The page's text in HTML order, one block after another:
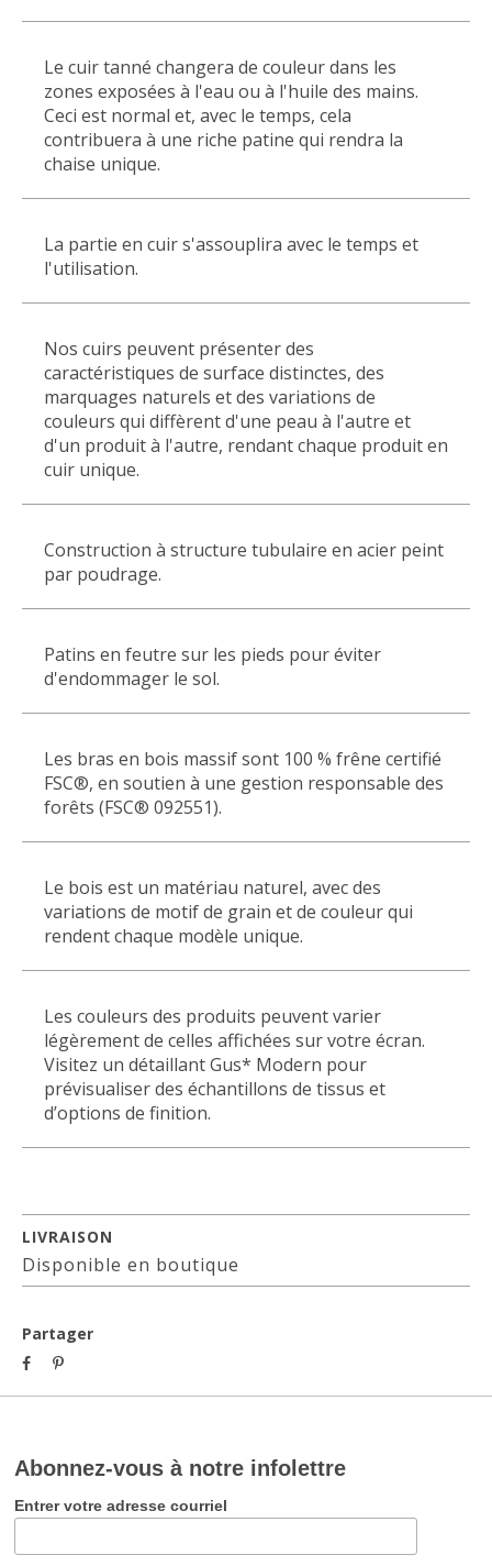
Le cuir tanné changera de couleur dans les
zones exposées à l'eau ou à l'huile des mains.
Ceci est normal et, avec le temps, cela
contribuera à une riche patine qui rendra la
chaise unique.
La partie en cuir s'assouplira avec le temps et
l'utilisation.
Nos cuirs peuvent présenter des
caractéristiques de surface distinctes, des
marquages naturels et des variations de
couleurs qui diffèrent d'une peau à l'autre et
d'un produit à l'autre, rendant chaque produit en
cuir unique.
Construction à structure tubulaire en acier peint
par poudrage.
Patins en feutre sur les pieds pour éviter
d'endommager le sol.
Les bras en bois massif sont 100 % frêne certifié
FSC®, en soutien à une gestion responsable des
forêts (FSC® 092551).
Le bois est un matériau naturel, avec des
variations de motif de grain et de couleur qui
rendent chaque modèle unique.
Les couleurs des produits peuvent varier
légèrement de celles affichées sur votre écran.
Visitez un détaillant Gus* Modern pour
prévisualiser des échantillons de tissus et
d’options de finition.
LIVRAISON
Disponible en boutique
Partager
Abonnez-vous à notre infolettre
Entrer votre adresse courriel